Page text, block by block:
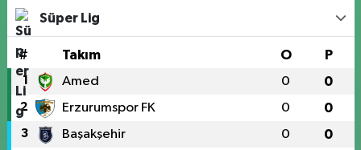
Süper Lig
# Takım O P
1 Amed 0 0
2 Erzurumspor FK 0 0
3 Başakşehir 0 0